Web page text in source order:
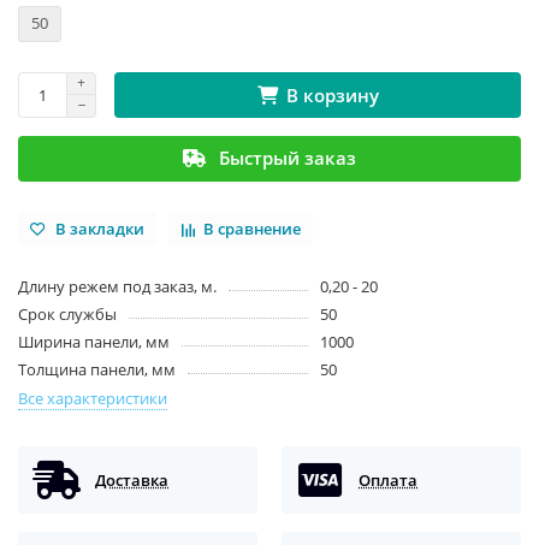
50
В корзину
Быстрый заказ
В закладки В сравнение
Длину режем под заказ, м.
0,20 - 20
Срок службы
50
Ширина панели, мм
1000
Толщина панели, мм
50
Все характеристики
Доставка Оплата